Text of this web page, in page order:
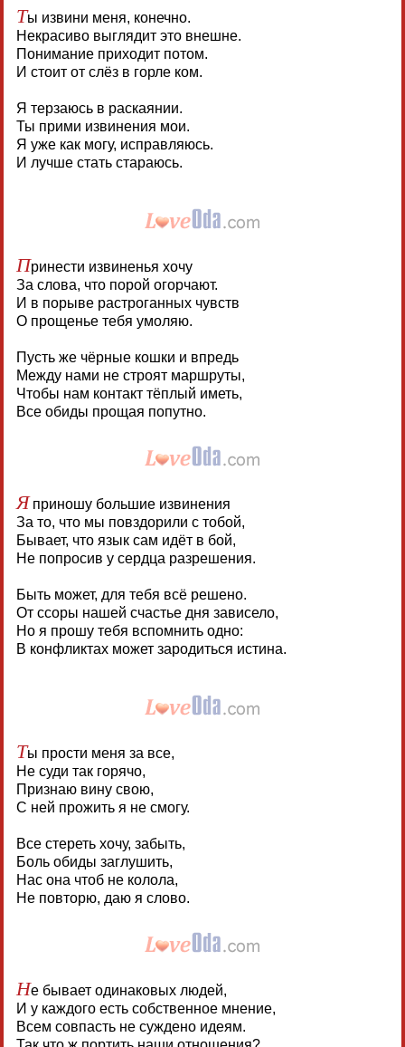
Ты извини меня, конечно.
Некрасиво выглядит это внешне.
Понимание приходит потом.
И стоит от слёз в горле ком.
Я терзаюсь в раскаянии.
Ты прими извинения мои.
Я уже как могу, исправляюсь.
И лучше стать стараюсь.
Принести извиненья хочу
За слова, что порой огорчают.
И в порыве растроганных чувств
О прощенье тебя умоляю.
Пусть же чёрные кошки и впредь
Между нами не строят маршруты,
Чтобы нам контакт тёплый иметь,
Все обиды прощая попутно.
Яприношу большие извинения
За то, что мы повздорили с тобой,
Бывает, что язык сам идёт в бой,
Не попросив у сердца разрешения.
Быть может, для тебя всё решено.
От ссоры нашей счастье дня зависело,
Но я прошу тебя вспомнить одно:
В конфликтах может зародиться истина.
Ты прости меня за все,
Не суди так горячо,
Признаю вину свою,
С ней прожить я не смогу.
Все стереть хочу, забыть,
Боль обиды заглушить,
Нас она чтоб не колола,
Не повторю, даю я слово.
Не бывает одинаковых людей,
И у каждого есть собственное мнение,
Всем совпасть не суждено идеям.